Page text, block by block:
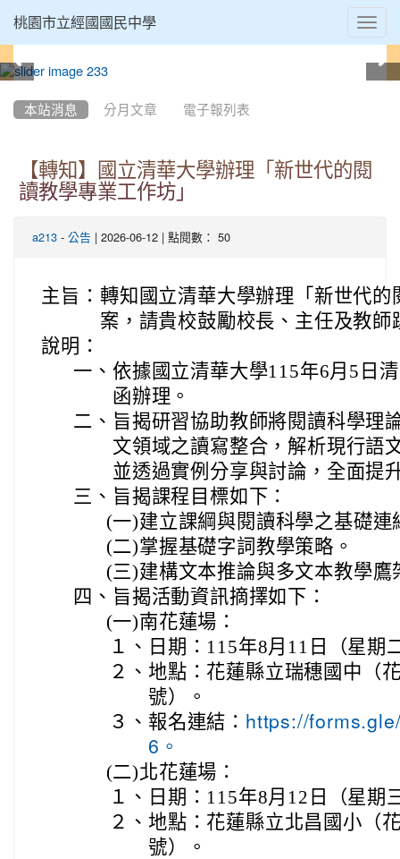
桃園市立經國國民中學
本站消息 分月文章 電子報列表
【轉知】國立清華大學辦理「新世代的閱
讀教學專業工作坊」
a213 - 公告 | 2026-06-12 | 點閱數： 50
主旨： 轉知國立清華大學辦理「新世代
案，請貴校鼓勵校長、主任及教
說明：
一、 依據國立清華大學115年6月5日
函辦理。
二、 旨揭研習協助教師將閱讀科學理
文領域之讀寫整合，解析現行語
並透過實例分享與討論，全面提
三、 旨揭課程目標如下：
(一)建立課綱與閱讀科學之基礎連
(二)掌握基礎字詞教學策略。
(三)建構文本推論與多文本教學鷹
四、 旨揭活動資訊摘擇如下：
(一)南花蓮場：
１、 日期：115年8月11日（星期
２、 地點：花蓮縣立瑞穗國中（
號）。
３、 報名連結： https://
6。
(二)北花蓮場：
１、 日期：115年8月12日（星期
２、 地點：花蓮縣立北昌國小（
號）。